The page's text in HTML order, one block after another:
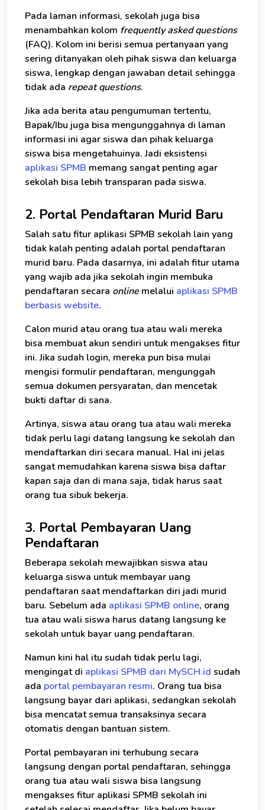
Pada laman informasi, sekolah juga bisa
menambahkan kolom frequently asked questions
(FAQ). Kolom ini berisi semua pertanyaan yang
sering ditanyakan oleh pihak siswa dan keluarga
siswa, lengkap dengan jawaban detail sehingga
tidak ada repeat questions.
Jika ada berita atau pengumuman tertentu,
Bapak/Ibu juga bisa mengunggahnya di laman
informasi ini agar siswa dan pihak keluarga
siswa bisa mengetahuinya. Jadi eksistensi
aplikasi SPMB memang sangat penting agar
sekolah bisa lebih transparan pada siswa.
2. Portal Pendaftaran Murid Baru
Salah satu fitur aplikasi SPMB sekolah lain yang
tidak kalah penting adalah portal pendaftaran
murid baru. Pada dasarnya, ini adalah fitur utama
yang wajib ada jika sekolah ingin membuka
pendaftaran secara onlinemelalui aplikasi SPMB
berbasis website.
Calon murid atau orang tua atau wali mereka
bisa membuat akun sendiri untuk mengakses fitur
ini. Jika sudah login, mereka pun bisa mulai
mengisi formulir pendaftaran, mengunggah
semua dokumen persyaratan, dan mencetak
bukti daftar di sana.
Artinya, siswa atau orang tua atau wali mereka
tidak perlu lagi datang langsung ke sekolah dan
mendaftarkan diri secara manual. Hal ini jelas
sangat memudahkan karena siswa bisa daftar
kapan saja dan di mana saja, tidak harus saat
orang tua sibuk bekerja.
3. Portal Pembayaran Uang
Pendaftaran
Beberapa sekolah mewajibkan siswa atau
keluarga siswa untuk membayar uang
pendaftaran saat mendaftarkan diri jadi murid
baru. Sebelum ada aplikasi SPMB online, orang
tua atau wali siswa harus datang langsung ke
sekolah untuk bayar uang pendaftaran.
Namun kini hal itu sudah tidak perlu lagi,
mengingat di aplikasi SPMB dari MySCH.id sudah
ada portal pembayaran resmi. Orang tua bisa
langsung bayar dari aplikasi, sedangkan sekolah
bisa mencatat semua transaksinya secara
otomatis dengan bantuan sistem.
Portal pembayaran ini terhubung secara
langsung dengan portal pendaftaran, sehingga
orang tua atau wali siswa bisa langsung
mengakses fitur aplikasi SPMB sekolah ini